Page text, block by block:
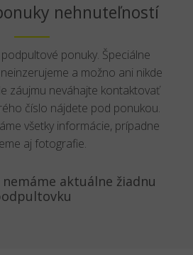
nehnuteľností
ponuky. Špeciálne
a možno ani nikde
záujmu neváhajte kontaktovať
číslo nájdete pod ponukou.
všetky informácie, prípadne
aj fotografie.
aktuálne žiadnu